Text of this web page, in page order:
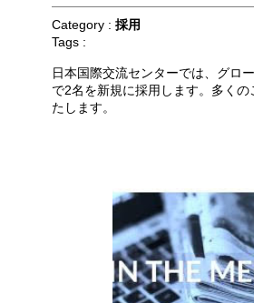
Category : 採用
Tags :
日本国際交流センターでは、グロ
で2名を新規に採用します。多くの
たします。